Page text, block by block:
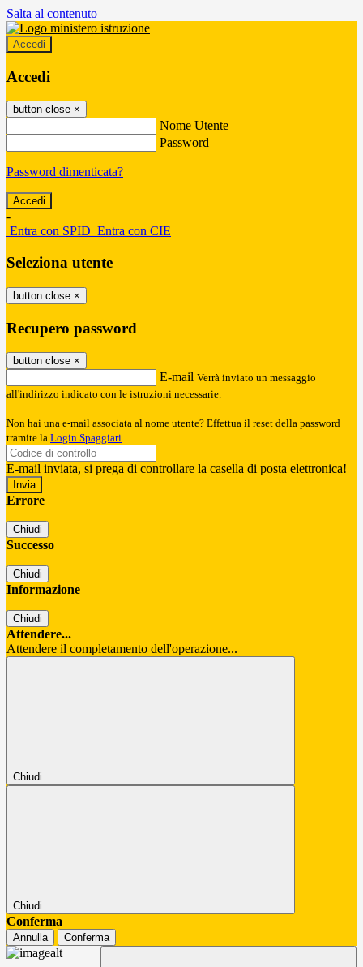
Salta al contenuto
Accedi
Accedi
button close ×
Nome Utente
Password
Password dimenticata?
-
Entra con SPID Entra con CIE
Seleziona utente
button close ×
Recupero password
button close ×
E-mail Verrà inviato un messaggio
all'indirizzo indicato con le istruzioni necessarie.
Non hai una e-mail associata al nome utente? Effettua il reset della password
tramite la Login Spaggiari
E-mail inviata, si prega di controllare la casella di posta elettronica!
Errore
Chiudi
Successo
Chiudi
Informazione
Chiudi
Attendere...
Attendere il completamento dell'operazione...
Chiudi
Chiudi
Conferma
Annulla Conferma